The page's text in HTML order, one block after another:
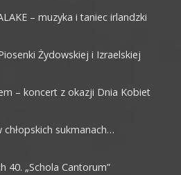
– muzyka i taniec irlandzki
Żydowskiej i Izraelskiej
– koncert z okazji Dnia Kobiet
chłopskich sukmanach…
40. „Schola Cantorum”